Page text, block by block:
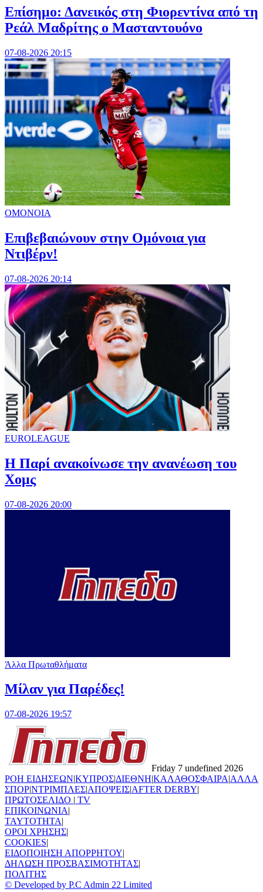
Επίσημο: Δανεικός στη Φιορεντίνα από τη
Ρεάλ Μαδρίτης ο Μασταντουόνο
07-08-2026 20:15
ΟΜΟΝΟΙΑ
Επιβεβαιώνουν στην Ομόνοια για
Ντιβέρν!
07-08-2026 20:14
EUROLEAGUE
Η Παρί ανακοίνωσε την ανανέωση του
Χομς
07-08-2026 20:00
Άλλα Πρωταθλήματα
Μίλαν για Παρέδες!
07-08-2026 19:57
Friday 7 undefined 2026
ΡΟΗ ΕΙΔΗΣΕΩΝ|ΚΥΠΡΟΣ|ΔΙΕΘΝΗ|ΚΑΛΑΘΟΣΦΑΙΡΑ|ΑΛΛΑ
ΣΠΟΡ|ΝΤΡΙΜΠΛΕΣ|ΑΠΟΨΕΙΣ|AFTER DERBY|
ΠΡΩΤΟΣΕΛΙΔΟ | TV
ΕΠΙΚΟΙΝΩΝΙΑ|
TAYTOTHTA|
ΟΡΟΙ ΧΡΗΣΗΣ|
COOKIES|
ΕΙΔΟΠΟΙΗΣΗ ΑΠΟΡΡΗΤΟΥ|
ΔΗΛΩΣΗ ΠΡΟΣΒΑΣΙΜΟΤΗΤΑΣ|
ΠΟΛΙΤΗΣ
© Developed by P.C Admin 22 Limited